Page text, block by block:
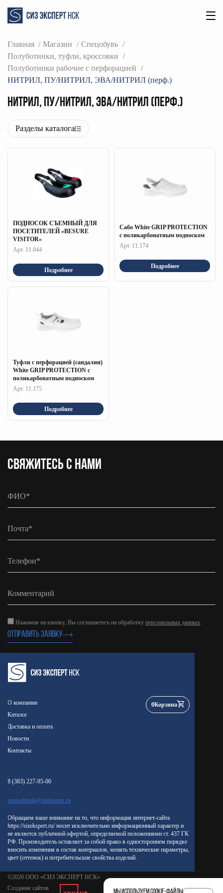
Главная Магазин
Спецобувь
Полуботинки, туфли, кроссовки
Полуботинки рабочие с перфорацией
НИТРИЛ, ПУ/НИТРИЛ, ЭВА/НИТРИЛ (перф.)
НИТРИЛ, ПУ/НИТРИЛ, ЭВА/НИТРИЛ (перф.)
Разделы каталога
ПОДНОСОК СЪЕМНЫЙ ДЛЯ
ПОСЕТИТЕЛЕЙ «BESURE
VISITOR»
Арт. 11.044
Подробнее
Сабо White GRIP PROTECTION
c поликарбонатным подноском
Арт. 11.174
Подробнее
Туфли с перфорацией (сандалии)
White GRIP PROTECTION c
поликарбонатным подноском
Арт. 11.175
Подробнее
CВЯЖИТЕСЬ С НАМИ
ОТПРАВИТЬ ЗАЯВКУ
Нажимая на кнопку, Вы соглашаетесь на обработку персональных данных.
О компании
Каталог
Доставка и оплата
Новости
Контакты
0Корзина
8 (383) 227-95-00
novosibirsk@sizekspert.ru
Обращаем ваше внимание на то, что информация интернет-сайта
https://sizekspert.ru/ носит исключительно информационный характер и
не является публичной офертой, определяемой положениями ст. 437 ГК
РФ. Производитель оставляет за собой право в одностороннем порядке
вносить изменения в состав материалов, менять технические параметры,
цвет (оттенок) и потребительские свойства изделий.
©2026 ООО «СИЗ ЭКСПЕРТ НСК»
Создание сайтов